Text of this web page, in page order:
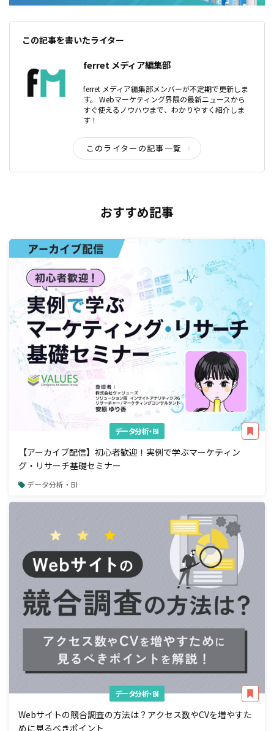
この記事を書いたライター
ferret メディア編集部
ferret メディア編集部メンバーが不定期で更新しま
す。 Webマーケティング界隈の最新ニュースから
すぐ使えるノウハウまで、わかりやすく紹介しま
す！
このライターの記事一覧
おすすめ記事
データ分析・BI
【アーカイブ配信】初心者歓迎！実例で学ぶマーケティン
グ・リサーチ基礎セミナー
データ分析・BI
データ分析・BI
Webサイトの競合調査の方法は？アクセス数やCVを増やすた
めに見るべきポイント